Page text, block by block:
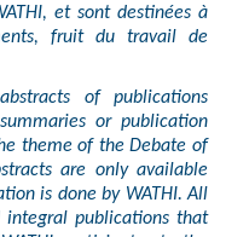
et sont destinées à
fruit du travail de
of publications
or publication
theme of the Debate of
are only available
is done by WATHI. All
publications that